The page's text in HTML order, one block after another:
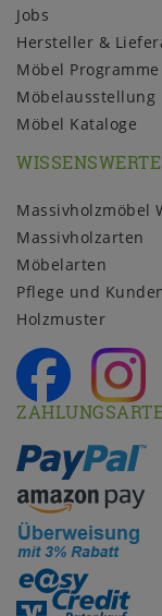
Jobs
Hersteller &
Möbel Programme
Möbelausstellung
Möbel Kataloge
Massivholzmöbel
Massivholzarten
Möbelarten
Pflege und
Holzmuster